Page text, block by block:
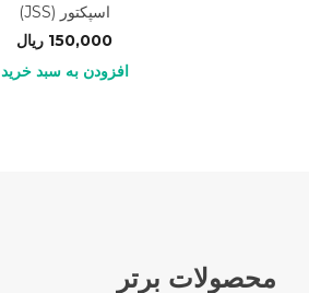
اسپكتور (JSS)
150,000 ریال
افزودن به سبد خرید
محصولات برتر